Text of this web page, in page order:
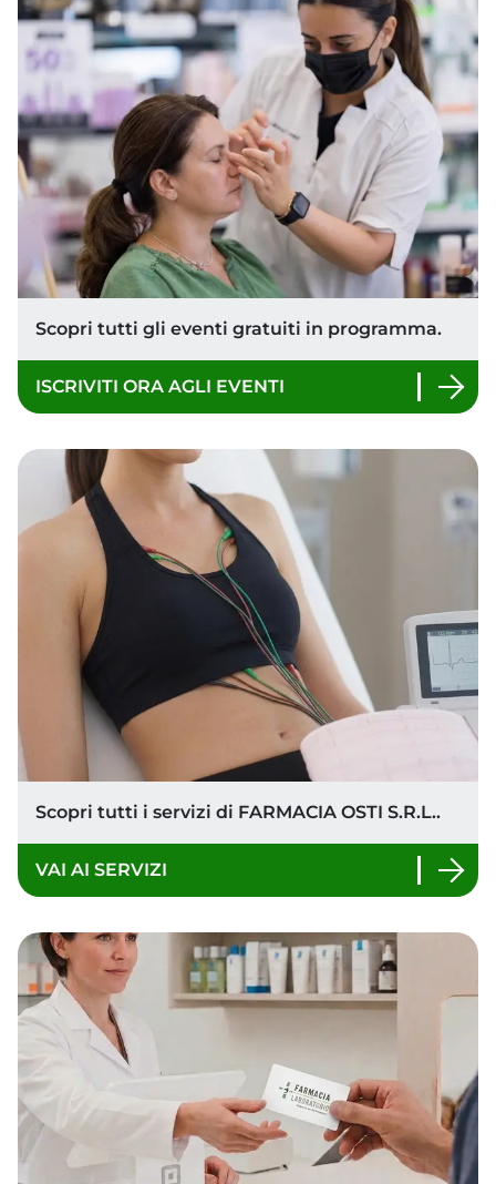
HAI BISOGNO DI UN CONSIGLIO?
LA NOSTRA FARMACIA È A TUA
DISPOSIZIONE
TROVA IL RIMEDIO PER
SCOPRI DI PIÙ
Eventi in farmacia
Scopri tutti gli eventi gratuiti in programma.
ISCRIVITI ORA AGLI EVENTI